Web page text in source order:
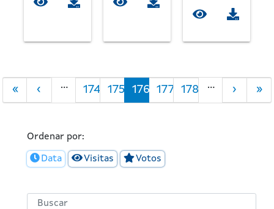
Paginación
Primera
página
«
Página
anterior
‹ … Página
174 Página
175
Página
actual
176 Página
177 Página
178 …
página
› »
Ordenar por:
Data Visitas Votos